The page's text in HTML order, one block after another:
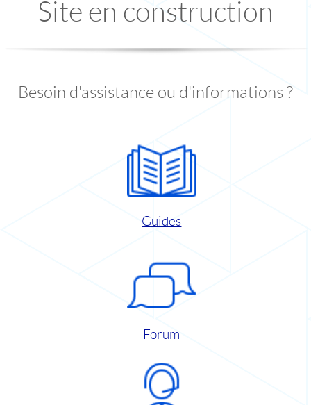
Site en construction
Besoin d'assistance ou d'informations ?
Guides
Forum